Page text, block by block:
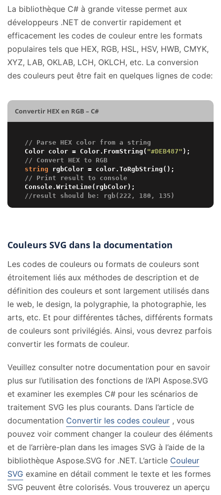
La bibliothèque C# à grande vitesse permet aux
développeurs .NET de convertir rapidement et
efficacement les codes de couleur entre les formats
populaires tels que HEX, RGB, HSL, HSV, HWB, CMYK,
XYZ, LAB, OKLAB, LCH, OKLCH, etc. La conversion
des couleurs peut être fait en quelques lignes de code:
Convertir HEX en RGB – C#
// Parse HEX color from a string
Color color = Color.FromString( "#DEB487"
// Convert HEX to RGB
string
// Print result to console
//result should be: rgb(222, 180, 135)
Couleurs SVG dans la documentation
Les codes de couleurs ou formats de couleurs sont
étroitement liés aux méthodes de description et de
définition des couleurs et sont largement utilisés dans
le web, le design, la polygraphie, la photographie, les
arts, etc. Et pour différentes tâches, différents formats
de couleurs sont privilégiés. Ainsi, vous devrez parfois
convertir les formats de couleur.
Veuillez consulter notre documentation pour en savoir
plus sur l’utilisation des fonctions de l’API Aspose.SVG
et examiner les exemples C# pour les scénarios de
traitement SVG les plus courants. Dans l’article de
documentation Convertir les codes couleur , vous
pouvez voir comment changer la couleur des éléments
et de l’arrière-plan dans les images SVG à l’aide de la
bibliothèque Aspose.SVG for .NET. L’article Couleur
SVG examine en détail comment le texte et les formes
SVG peuvent être colorisés. Vous trouverez un aperçu